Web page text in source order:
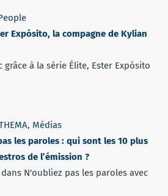
Expósito, la compagne de Kylian
grâce à la série Élite, Ester Expósito
, Médias
les paroles : qui sont les 10 plus
de l’émission ?
N'oubliez pas les paroles avec